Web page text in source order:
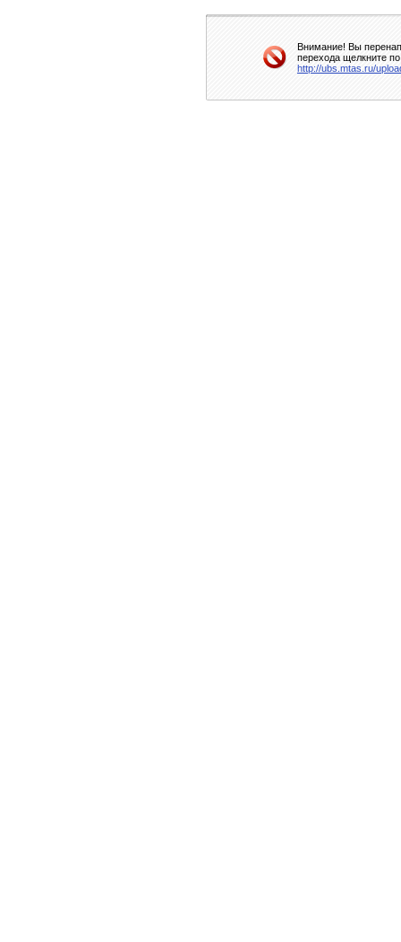
Внимание! Вы
перехода щелкните
http://ubs.mtas.ru/